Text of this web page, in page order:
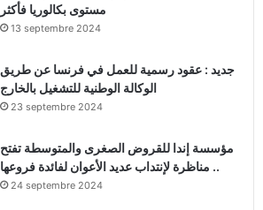
مستوى بكالوريا فأكثر
13 septembre 2024
جديد : عقود رسمية للعمل في فرنسا عن طريق
الوكالة الوطنية للتشغيل بالخارج
23 septembre 2024
مؤسسة إندا للقروض الصغرى والمتوسطة تفتح
مناظرة لإنتداب عديد الأعوان لفائدة فروعها ..
24 septembre 2024